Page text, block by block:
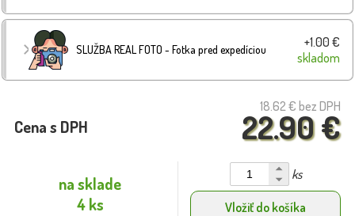
SLUŽBA REAL FOTO - Fotka pred expedíciou
+1.00 €
skladom
18.62 € bez DPH
22.90 €
Cena s DPH
na sklade
4 ks
ks
Vložiť do košíka